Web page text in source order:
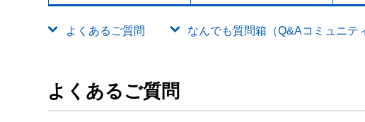
よくあるご質問 なんでも質問箱（Q&Aコミュニテ
よくあるご質問